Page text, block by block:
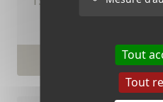
Tout
Tout
Voir le